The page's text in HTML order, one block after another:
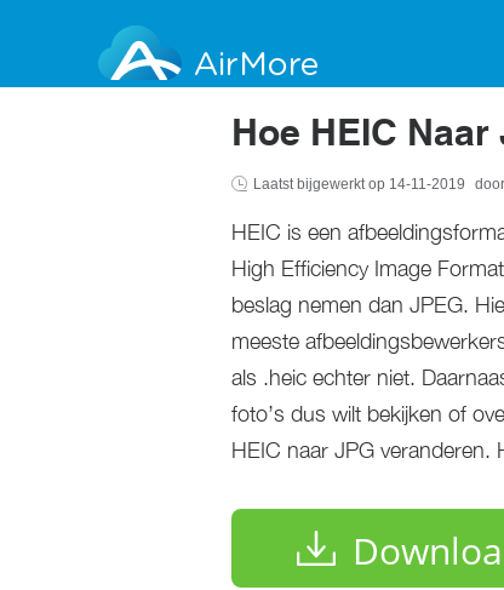
AirMore
Hoe HEIC
Laatst bijgewerkt op 14-11-2019 door
HEIC is een
High Efficiency Image
beslag nemen dan JPEG.
meeste
als .heic echter niet.
foto’s dus wilt bekijken of
HEIC naar JPG veranderen.